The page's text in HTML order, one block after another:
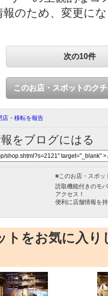
報のため、変更に
次の10件
このお店・スポットのク
店・移転を報告
をブログにはる
■このお店・スポッ
読取機能付きのモ
アクセス！
便利に店舗情報を
トをお気に入